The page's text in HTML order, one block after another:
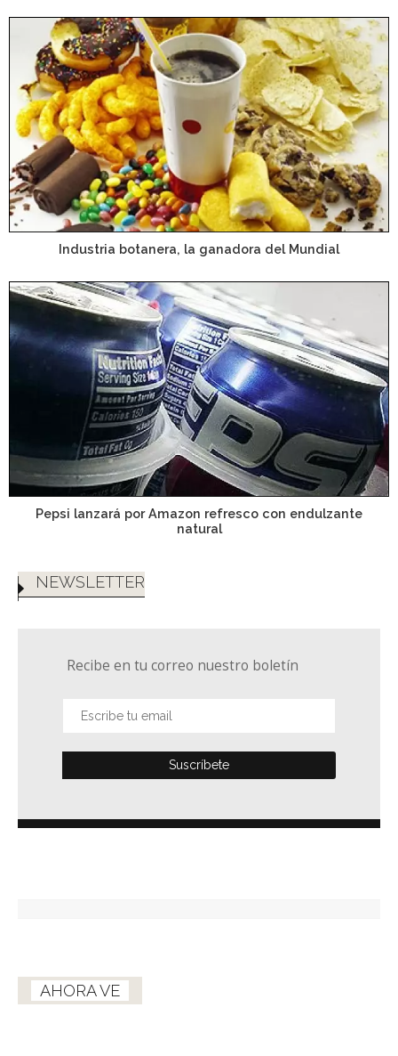
Industria botanera, la ganadora del Mundial
Pepsi lanzará por Amazon refresco con endulzante
natural
NEWSLETTER
Recibe en tu correo nuestro boletín
AHORA VE